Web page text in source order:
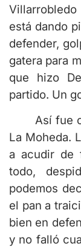
está dando
defender,
gatera para
que hizo
partido. Un
Así fue
La Moheda.
a acudir de
todo,
podemos
el pan a
bien en
y no falló